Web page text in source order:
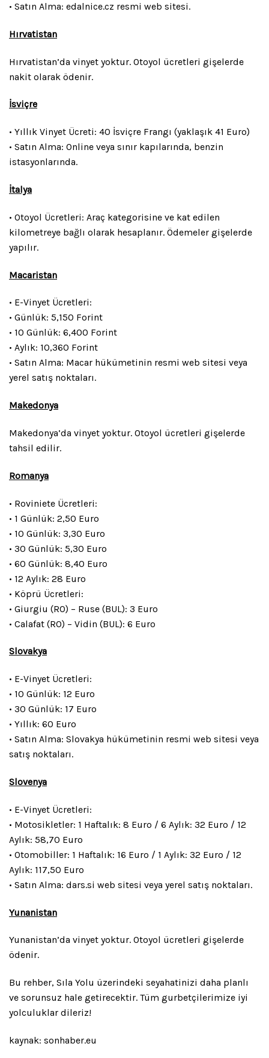
• Satın Alma: edalnice.cz resmi web sitesi.
Hırvatistan
Hırvatistan’da vinyet yoktur. Otoyol ücretleri gişelerde
nakit olarak ödenir.
İsviçre
• Yıllık Vinyet Ücreti: 40 İsviçre Frangı (yaklaşık 41 Euro)
• Satın Alma: Online veya sınır kapılarında, benzin
istasyonlarında.
İtalya
• Otoyol Ücretleri: Araç kategorisine ve kat edilen
kilometreye bağlı olarak hesaplanır. Ödemeler gişelerde
yapılır.
Macaristan
• E-Vinyet Ücretleri:
• Günlük: 5,150 Forint
• 10 Günlük: 6,400 Forint
• Aylık: 10,360 Forint
• Satın Alma: Macar hükümetinin resmi web sitesi veya
yerel satış noktaları.
Makedonya
Makedonya’da vinyet yoktur. Otoyol ücretleri gişelerde
tahsil edilir.
Romanya
• Roviniete Ücretleri:
• 1 Günlük: 2,50 Euro
• 10 Günlük: 3,30 Euro
• 30 Günlük: 5,30 Euro
• 60 Günlük: 8,40 Euro
• 12 Aylık: 28 Euro
• Köprü Ücretleri:
• Giurgiu (RO) – Ruse (BUL): 3 Euro
• Calafat (RO) – Vidin (BUL): 6 Euro
Slovakya
• E-Vinyet Ücretleri:
• 10 Günlük: 12 Euro
• 30 Günlük: 17 Euro
• Yıllık: 60 Euro
• Satın Alma: Slovakya hükümetinin resmi web sitesi veya
satış noktaları.
Slovenya
• E-Vinyet Ücretleri:
• Motosikletler: 1 Haftalık: 8 Euro / 6 Aylık: 32 Euro / 12
Aylık: 58,70 Euro
• Otomobiller: 1 Haftalık: 16 Euro / 1 Aylık: 32 Euro / 12
Aylık: 117,50 Euro
• Satın Alma: dars.si web sitesi veya yerel satış noktaları.
Yunanistan
Yunanistan’da vinyet yoktur. Otoyol ücretleri gişelerde
ödenir.
Bu rehber, Sıla Yolu üzerindeki seyahatinizi daha planlı
ve sorunsuz hale getirecektir. Tüm gurbetçilerimize iyi
yolculuklar dileriz!
kaynak: sonhaber.eu